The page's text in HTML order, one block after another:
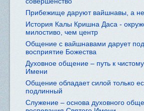
Прибежище даруют вайшнавы, а
История Калы Кришна Даса -
милостиво, чем центр
Общение с вайшнавами дарует
восприятие Божества
Духовное общение – путь к
Имени
Общение обладает силой только
подлинный
Служение – основа духовного